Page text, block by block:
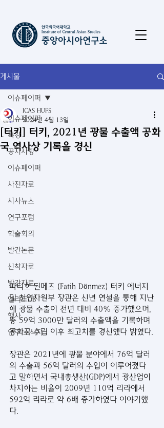
게시물
이슈페이퍼
특강
공지사항
이슈페이퍼
사진자료
시사뉴스
연구포럼
학술회의
발간논문
신착자료
발간자료
엘리트DB
행사
연구 소식지
이슈페이퍼
[터키] 터키, 2021년 광물 수출액 공화
국 역사상 기록을 경신
ICAS HUFS
2024년 4월 13일
파티흐 된메즈 (Fatih Dönmez) 터키 에너지
및 천연자원부 장관은 신년 연설을 통해 지난
해 광물 수출이 전년 대비 40% 증가했으며,
총 59억 3000만 달러의 수출액을 기록하며
공화국 수립 이후 최고치를 경신했다 밝혔다.
장관은 2021년에 광물 분야에서 76억 달러
의 수출과 56억 달러의 수입이 이루어졌다
고 말하면서 국내총생산(GDP)에서 광산업이
차지하는 비율이 2009년 110억 리라에서
592억 리라로 약 6배 증가하였다 이야기했
다.